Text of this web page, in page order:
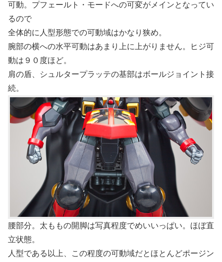
可動。プフェールト・モードへの可変がメインとなってい
るので
全体的に人型形態での可動域はかなり狭め。
腕部の横への水平可動はあまり上に上がりません。ヒジ可
動は９０度ほど。
肩の盾、シュルタープラッテの基部はボールジョイント接
続。
腰部分。太ももの開脚は写真程度でめいいっぱい。ほぼ直
立状態。
人型である以上、この程度の可動域だとほとんどポージン